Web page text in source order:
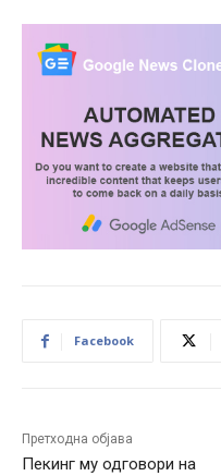
Facebook
Претходна објава
Пекинг му одговори на